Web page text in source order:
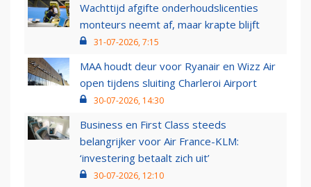
Wachttijd afgifte onderhoudslicenties
monteurs neemt af, maar krapte blijft
31-07-2026, 7:15
MAA houdt deur voor Ryanair en Wizz Air
open tijdens sluiting Charleroi Airport
30-07-2026, 14:30
Business en First Class steeds
belangrijker voor Air France-KLM:
‘investering betaalt zich uit’
30-07-2026, 12:10